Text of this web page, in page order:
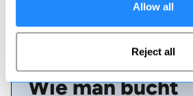
Allow all
Reject all
hochwertigen Service bietet und
Wie man bucht